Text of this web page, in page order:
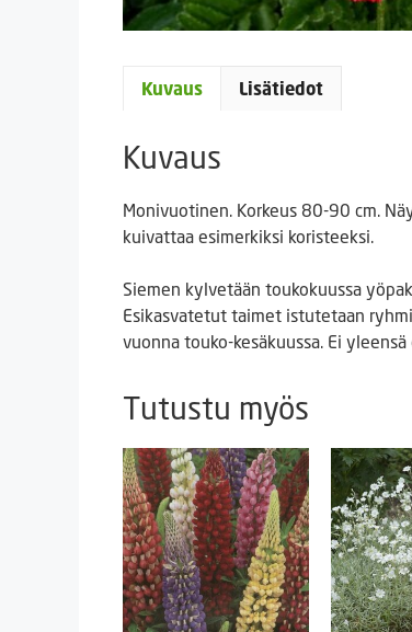
Kuvaus Lisätiedot
Kuvaus
Monivuotinen. Korkeus 80-90 cm.
kuivattaa esimerkiksi koristeeksi.
Siemen kylvetään toukokuussa
Esikasvatetut taimet istutetaan
vuonna touko-kesäkuussa. Ei
Tutustu myös